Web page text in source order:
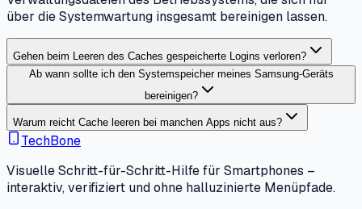
über die Systemwartung insgesamt bereinigen lassen.
Gehen beim Leeren des Caches gespeicherte Logins verloren?
Ab wann sollte ich den Systemspeicher meines Samsung-Geräts
bereinigen?
Warum reicht Cache leeren bei manchen Apps nicht aus?
TechBone
Visuelle Schritt-für-Schritt-Hilfe für Smartphones –
interaktiv, verifiziert und ohne halluzinierte Menüpfade.